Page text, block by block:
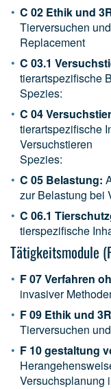
C 02 Ethik und
Tierversuchen
Replacement
C 03.1
tierartspezifische
Spezies:
C 04
tierartspezifische
Versuchstieren
Spezies:
C 05 Belastung:
zur Belastung bei
C 06.1
tierspezifische
Tätigkeitsmodule
F 07 Verfahren
invasiver
F 09 Ethik und
Tierversuchen
F 10 gestaltung
Versuchsplanung